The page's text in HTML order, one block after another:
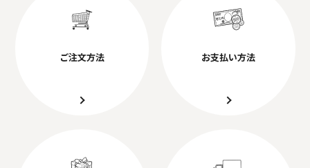
ご注文方法 お支払い方法